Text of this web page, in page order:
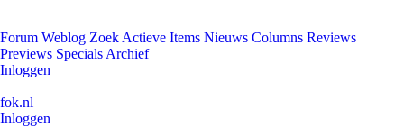
Forum Weblog Zoek Actieve Items Nieuws Columns Reviews
Previews Specials Archief
Inloggen
fok.nl
Inloggen